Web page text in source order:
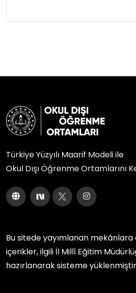
Türkiye Yüzyılı Maarif Modeli ile
Okul Dışı Öğrenme Ortamlarını
Bu sitede yayımlanan
içerikler, ilgili İl Millî Eğitim
hazırlanarak sisteme